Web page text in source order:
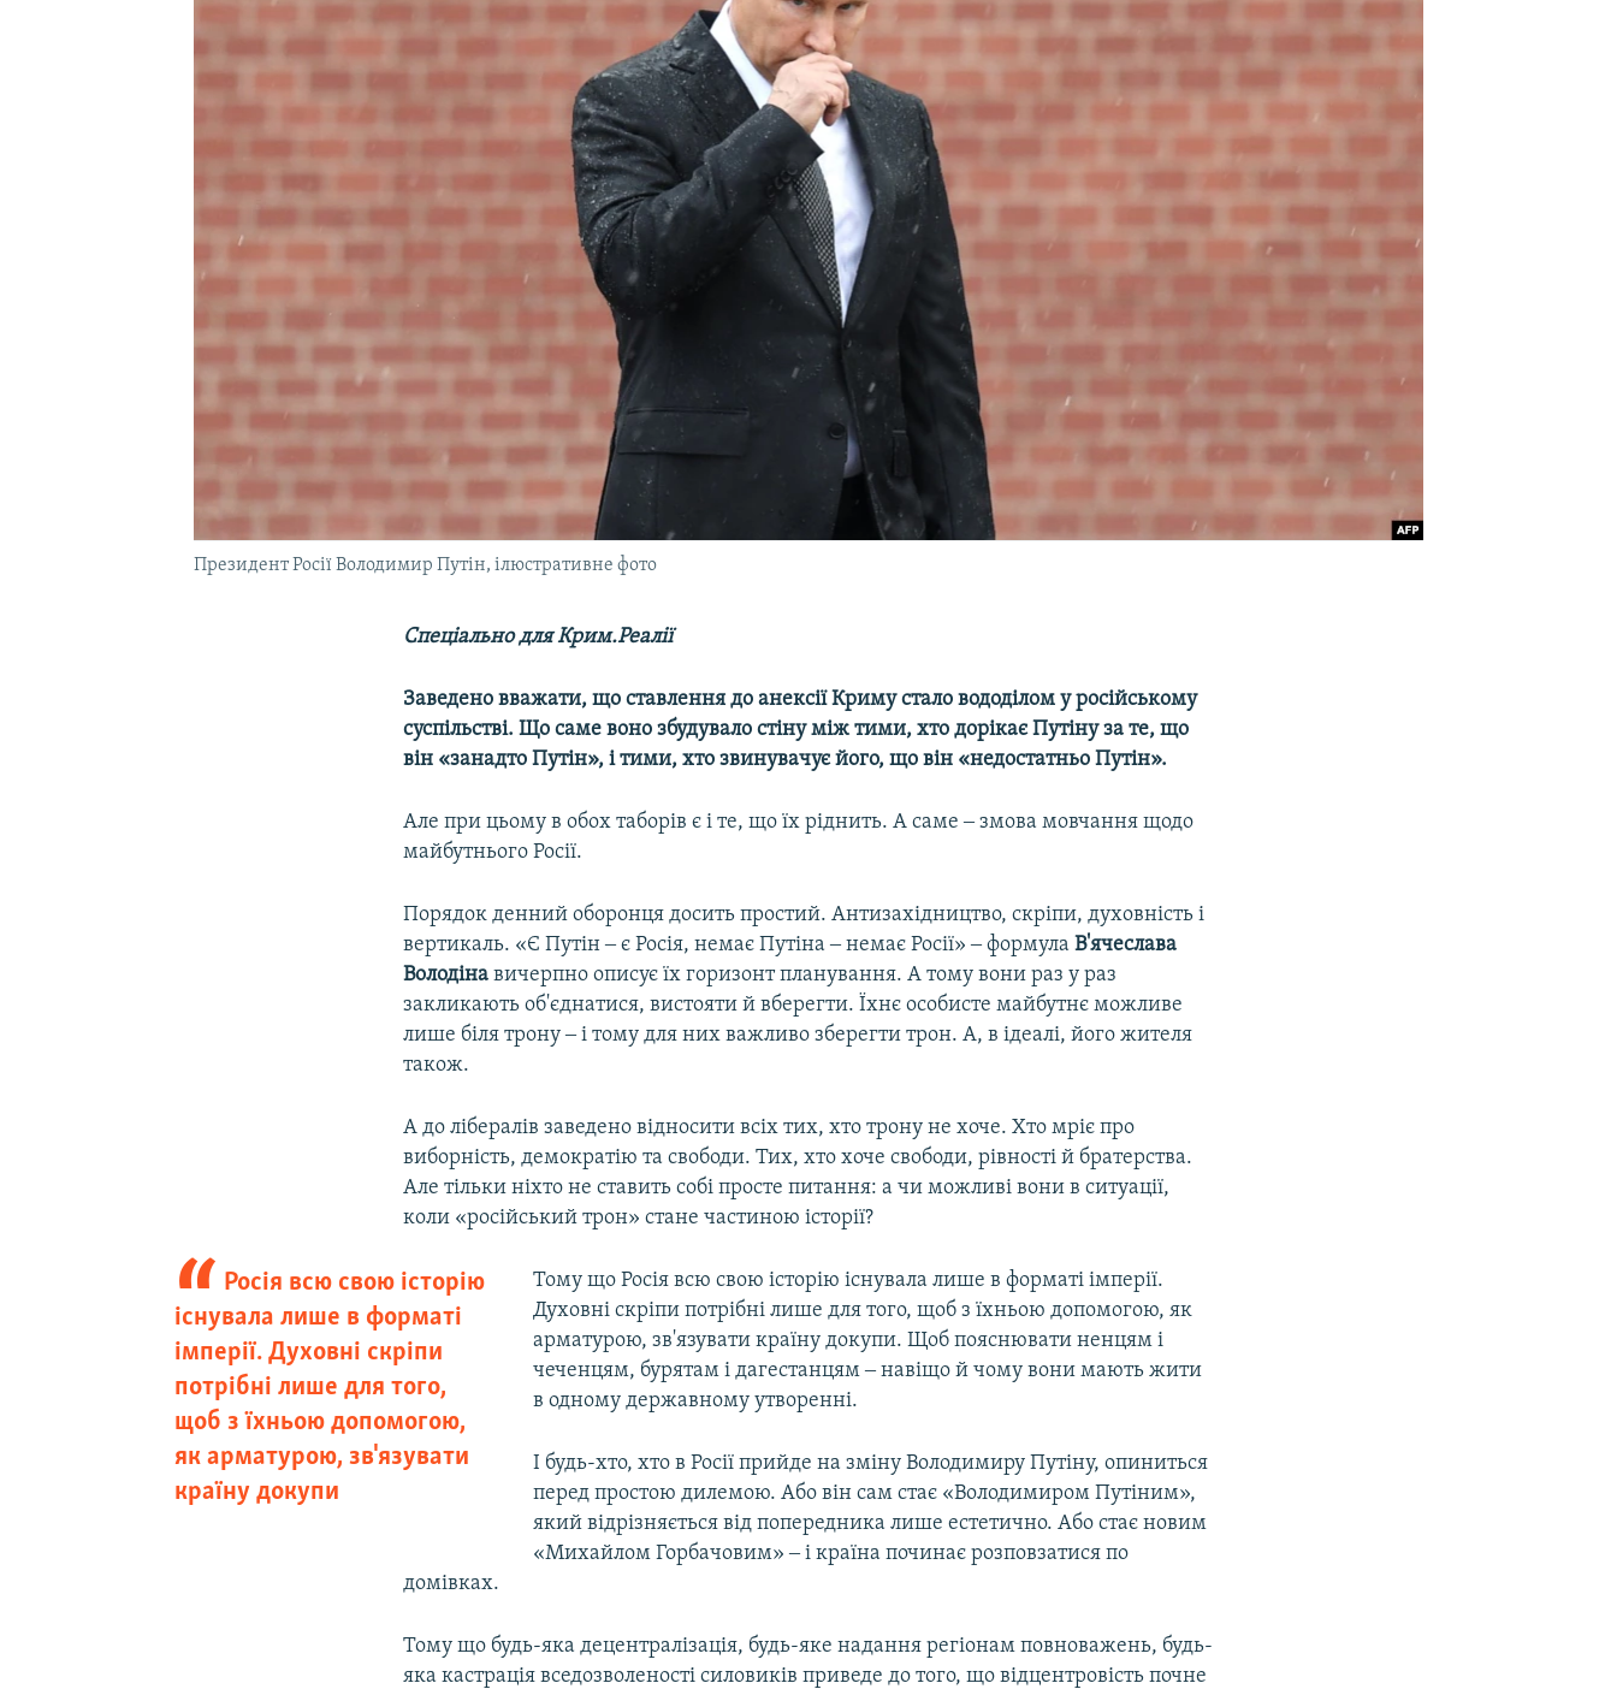
УКРАЇНСЬКА ПРОБЛЕМА КРИМУ
Президент Росії Володимир Путін, ілюстративне фото
Спеціально для Крим.Реалії
Заведено вважати, що ставлення до анексії Криму стало вододілом у російському
суспільстві. Що саме воно збудувало стіну між тими, хто дорікає Путіну за те, що
він «занадто Путін», і тими, хто звинувачує його, що він «недостатньо Путін».
Але при цьому в обох таборів є і те, що їх ріднить. А саме ‒ змова мовчання щодо
майбутнього Росії.
Порядок денний оборонця досить простий. Антизахідництво, скріпи, духовність і
вертикаль. «Є Путін ‒ є Росія, немає Путіна ‒ немає Росії» ‒ формулаВ'ячеслава
Володіна вичерпно описує їх горизонт планування. А тому вони раз у раз
закликають об'єднатися, вистояти й вберегти. Їхнє особисте майбутнє можливе
лише біля трону ‒ і тому для них важливо зберегти трон. А, в ідеалі, його жителя
також.
А до лібералів заведено відносити всіх тих, хто трону не хоче. Хто мріє про
виборність, демократію та свободи. Тих, хто хоче свободи, рівності й братерства.
Але тільки ніхто не ставить собі просте питання: а чи можливі вони в ситуації,
коли «російський трон» стане частиною історії?
Росія всю свою історію
існувала лише в форматі
імперії. Духовні скріпи
потрібні лише для того,
щоб з їхньою допомогою,
як арматурою, зв'язувати
країну докупи
Тому що Росія всю свою історію існувала лише в форматі імперії.
Духовні скріпи потрібні лише для того, щоб з їхньою допомогою, як
арматурою, зв'язувати країну докупи. Щоб пояснювати ненцям і
чеченцям, бурятам і дагестанцям ‒ навіщо й чому вони мають жити
в одному державному утворенні.
І будь-хто, хто в Росії прийде на зміну Володимиру Путіну, опиниться
перед простою дилемою. Або він сам стає «Володимиром Путіним»,
який відрізняється від попередника лише естетично. Або стає новим
«Михайлом Горбачовим» ‒ і країна починає розповзатися по
домівках.
Тому що будь-яка децентралізація, будь-яке надання регіонам повноважень, будь-
яка кастрація вседозволеності силовиків приведе до того, що відцентровість почне